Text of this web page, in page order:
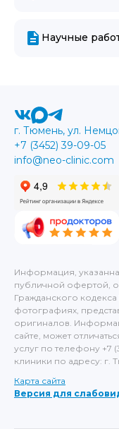
Научные
Информация,
публичной офертой,
Гражданского
фотографиях,
оригиналов.
сайте, может
услуг по телефону +7
клиники по адресу: г.
Карта сайта
Версия для
г. Тюмень, ул.
+7 (3452) 39-09-05
info@neo-clinic.com